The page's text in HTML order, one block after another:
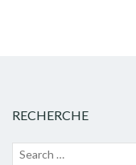
RECHERCHE
Recherche